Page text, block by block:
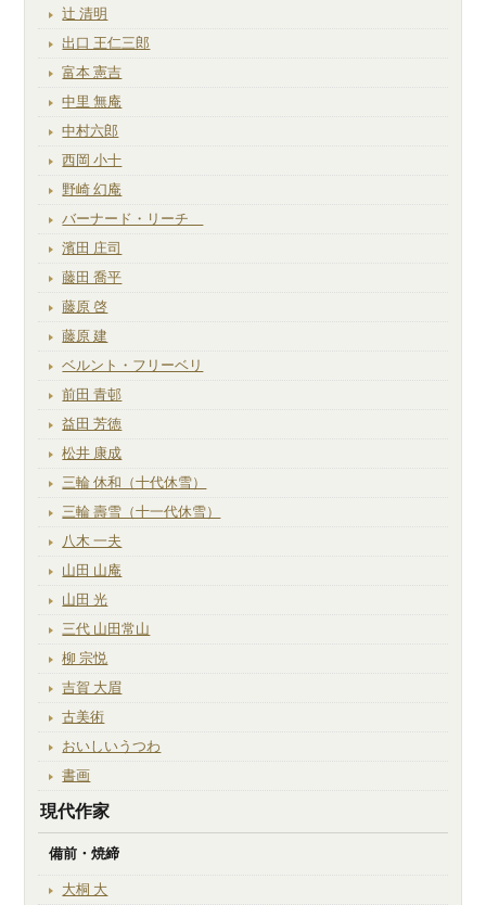
辻 清明
出口 王仁三郎
富本 憲吉
中里 無庵
中村六郎
西岡 小十
野崎 幻庵
バーナード・リーチ
濱田 庄司
藤田 喬平
藤原 啓
藤原 建
ベルント・フリーベリ
前田 青邨
益田 芳徳
松井 康成
三輪 休和（十代休雪）
三輪 壽雪（十一代休雪）
八木 一夫
山田 山庵
山田 光
三代 山田常山
柳 宗悦
吉賀 大眉
古美術
おいしいうつわ
書画
現代作家
備前・焼締
大桐 大